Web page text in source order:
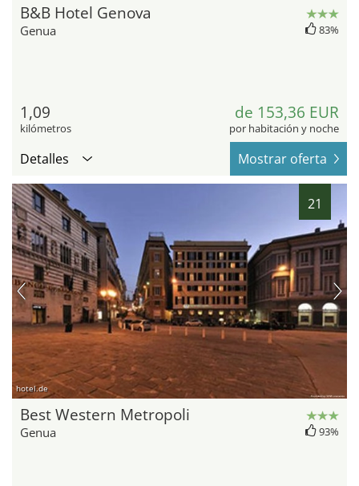
B&B Hotel Genova
Genua 83%
1,09
kilómetros
de 153,36 EUR
por habitación y noche
Detalles Mostrar oferta
21
hotel.de
Best Western Metropoli
Genua 93%